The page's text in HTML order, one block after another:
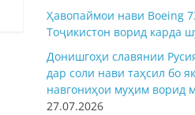
Ҳавопаймои нави Boeing
Тоҷикистон ворид карда
Донишгоҳи славянии
дар соли нави таҳсил бо
навгониҳои муҳим ворид
27.07.2026